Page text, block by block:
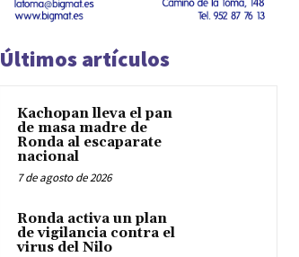
Últimos artículos
Kachopan lleva el pan
de masa madre de
Ronda al escaparate
nacional
7 de agosto de 2026
Ronda activa un plan
de vigilancia contra el
virus del Nilo